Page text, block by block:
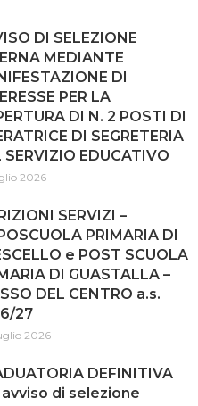
DI SELEZIONE
MEDIANTE
DI
PER LA
DI N. 2 POSTI DI
DI SEGRETERIA
SERVIZIO EDUCATIVO
2026
SERVIZI –
PRIMARIA DI
e POST SCUOLA
DI GUASTALLA –
DEL CENTRO a.s.
27
2026
DEFINITIVA
di selezione